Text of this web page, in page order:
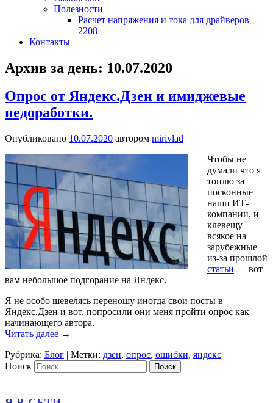
Полезности
Расчет напряжения и тока для драйверов
2208
Контакты
Архив за день: 10.07.2020
Опрос от Яндекс.Дзен и имиджевые
недоработки.
Опубликовано 10.07.2020 автором mirivlad
Чтобы не
думали что я
топлю за
посконные
наши ИТ-
компании, и
клевещу
всякое на
зарубежные
из-за прошлой
статьи — вот
вам небольшое подгорание на Яндекс.
Я не особо шевелясь переношу иногда свои посты в
Яндекс.Дзен и вот, попросили они меня пройти опрос как
начинающего автора.
Читать далее →
Рубрика: Блог | Метки: дзен, опрос, ошибки, яндекс
Поиск